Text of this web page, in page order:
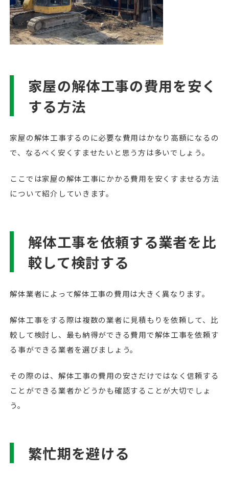
家屋の解体工事の費用を安く
する方法
家屋の解体工事するのに必要な費用はかなり高額になるの
で、なるべく安くすませたいと思う方は多いでしょう。
ここでは家屋の解体工事にかかる費用を安くすませる方法
について紹介していきます。
解体工事を依頼する業者を比
較して検討する
解体業者によって解体工事の費用は大きく異なります。
解体工事をする際は複数の業者に見積もりを依頼して、比
較して検討し、最も納得ができる費用で解体工事を依頼す
る事ができる業者を選びましょう。
その際のは、解体工事の費用の安さだけではなく信頼する
ことができる業者かどうかも確認することが大切でしょ
う。
繁忙期を避ける